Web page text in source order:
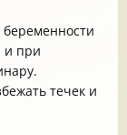
и при
течек и